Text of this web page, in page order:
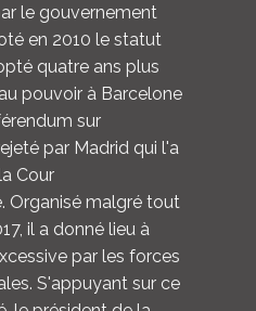
le gouvernement
en 2010 le statut
quatre ans plus
pouvoir à Barcelone
sur
par Madrid qui l'a
Cour
Organisé malgré tout
il a donné lieu à
par les forces
S'appuyant sur ce